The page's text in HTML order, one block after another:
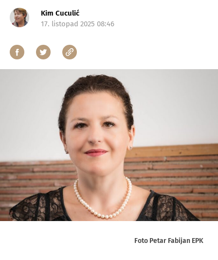
Kim Cuculić
17. listopad 2025 08:46
Foto Petar Fabijan EPK